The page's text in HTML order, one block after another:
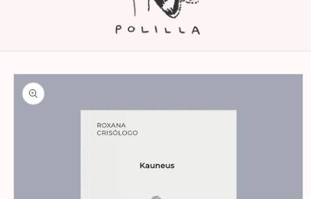
directamente
a la
información